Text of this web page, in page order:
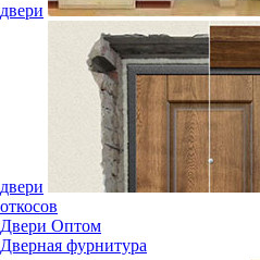
двери
двери
откосов
Двери Оптом
Дверная фурнитура